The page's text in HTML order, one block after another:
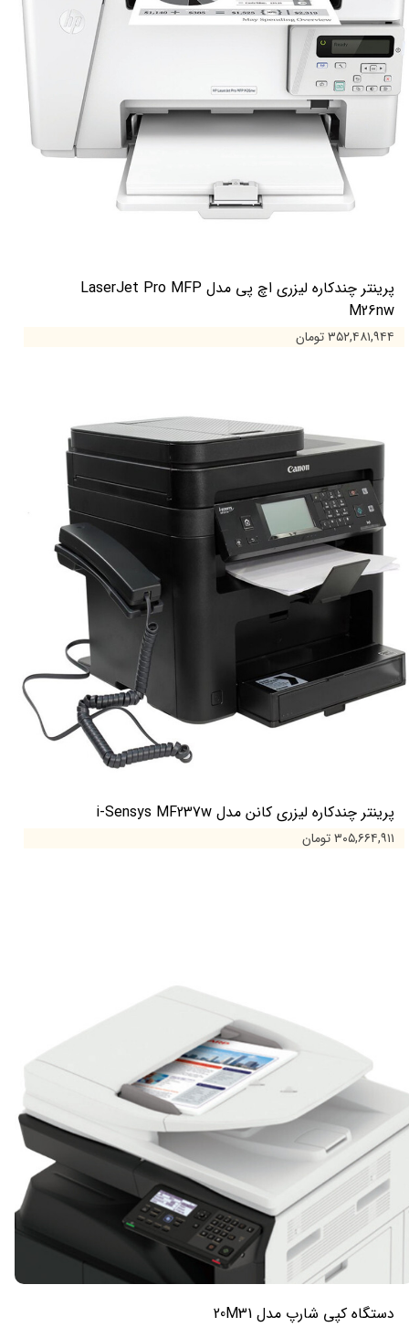
پرینتر چندکاره لیزری اچ پی مدل LaserJet Pro MFP
M26nw
۳۵۲,۴۸۱,۹۴۴ تومان
پرینتر چندکاره لیزری کانن مدل i-Sensys MF237w
۳۰۵,۶۶۴,۹۱۱ تومان
دستگاه کپی شارپ مدل 20M31